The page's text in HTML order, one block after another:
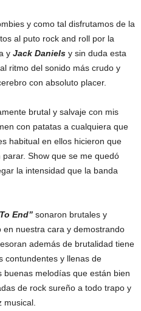
y como tal disfrutamos de la
al puto rock and roll por la
y Jack Daniels y sin duda esta
ritmo del sonido más crudo y
con absoluto placer.
brutal y salvaje con mis
con patatas a cualquiera que
habitual en ellos hicieron que
Show que se me quedó
la intensidad que la banda
End” sonaron brutales y
nuestra cara y demostrando
además de brutalidad tiene
contundentes y llenas de
melodías que están bien
de rock sureño a todo trapo y
musical.